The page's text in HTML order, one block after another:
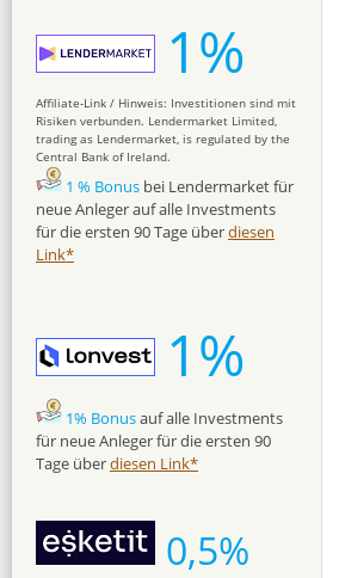
1%
Affiliate-Link / Hinweis: Investitionen sind mit
Risiken verbunden. Lendermarket Limited,
trading as Lendermarket, is regulated by the
Central Bank of Ireland.
1 % Bonus bei Lendermarket für
neue Anleger auf alle Investments
für die ersten 90 Tage überdiesen
Link*
1%
1% Bonusauf alle Investments
für neue Anleger für die ersten 90
Tage überdiesen Link*
0,5%